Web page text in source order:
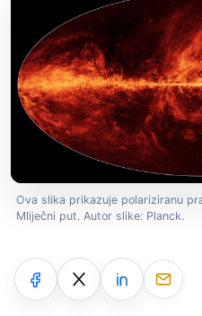
Ova slika prikazuje polariziranu
Mliječni put. Autor slike: Planck.